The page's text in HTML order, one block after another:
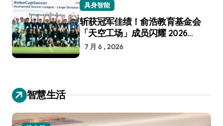
具身智能
斩获冠军佳绩！俞浩教育基金会
「天空工场」成员闪耀 2026
RoboCup 机器人世界杯
7 月 6 , 2026
智慧生活